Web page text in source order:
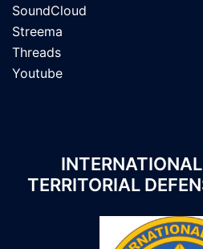
SoundCloud
Streema
Threads
Youtube
TERRITORIAL